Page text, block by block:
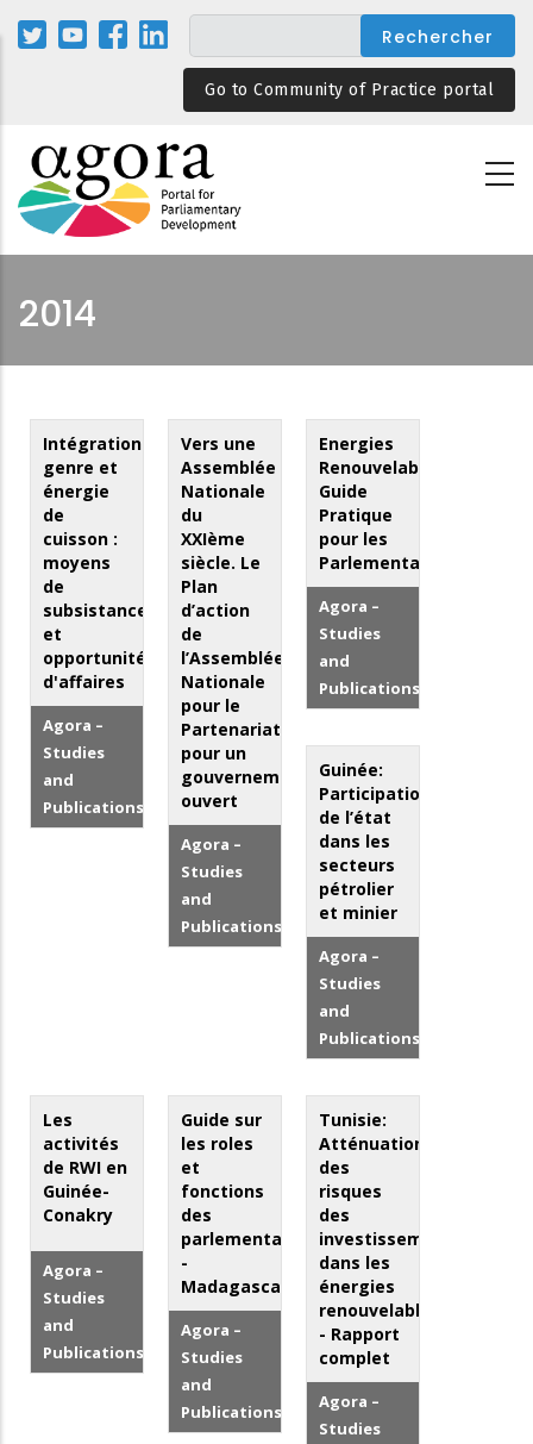
Aller
au
Go to Community of Practice portal
2014
Intégration
genre et
énergie
de
cuisson :
moyens
de
subsistance
et
opportunités
d'affaires
Agora –
Studies
and
Publications
Vers une
Assemblée
Nationale
du
XXIème
siècle. Le
Plan
d’action
de
l’Assemblée
Nationale
pour le
Partenariat
pour un
gouvernement
ouvert
Agora –
Studies
and
Publications
Energies
Renouvelables:
Guide
Pratique
pour les
Parlementaires
Agora –
Studies
and
Publications
Guinée:
Participation
de l’état
dans les
secteurs
pétrolier
et minier
Agora –
Studies
and
Publications
Les
activités
de RWI en
Guinée-
Conakry
Agora –
Studies
and
Publications
Guide sur
les roles
et
fonctions
des
parlementaires
-
Madagascar
Agora –
Studies
and
Publications
Tunisie:
Atténuation
des
risques
des
investissements
dans les
énergies
renouvelables
- Rapport
complet
Agora –
Studies